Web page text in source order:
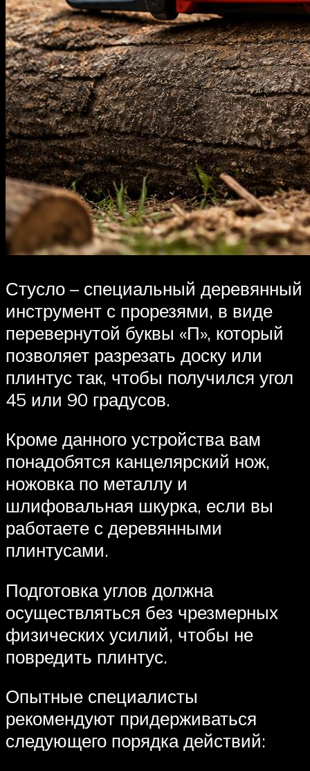
Стусло – специальный деревянный
инструмент с прорезями, в виде
перевернутой буквы «П», который
позволяет разрезать доску или
плинтус так, чтобы получился угол
45 или 90 градусов.
Кроме данного устройства вам
понадобятся канцелярский нож,
ножовка по металлу и
шлифовальная шкурка, если вы
работаете с деревянными
плинтусами.
Подготовка углов должна
осуществляться без чрезмерных
физических усилий, чтобы не
повредить плинтус.
Опытные специалисты
рекомендуют придерживаться
следующего порядка действий: